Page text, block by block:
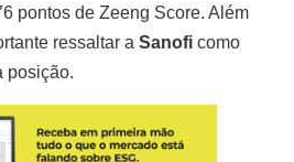
pontos de Zeeng Score. Além
ressaltar a Sanofi como
posição.